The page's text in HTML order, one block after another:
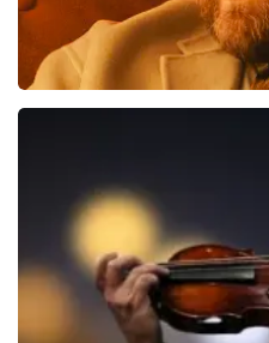
BESTEL NU